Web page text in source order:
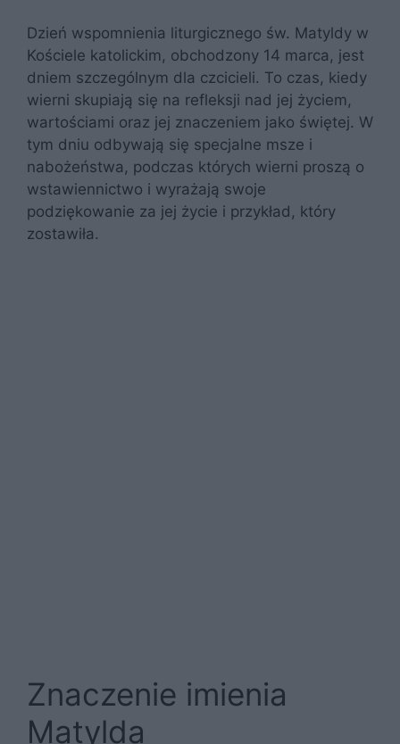
Dzień wspomnienia liturgicznego św. Matyldy w
Kościele katolickim, obchodzony 14 marca, jest
dniem szczególnym dla czcicieli. To czas, kiedy
wierni skupiają się na refleksji nad jej życiem,
wartościami oraz jej znaczeniem jako świętej. W
tym dniu odbywają się specjalne msze i
nabożeństwa, podczas których wierni proszą o
wstawiennictwo i wyrażają swoje
podziękowanie za jej życie i przykład, który
zostawiła.
Znaczenie imienia
Matylda